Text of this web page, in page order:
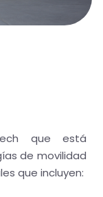
que está
de movilidad
que incluyen: